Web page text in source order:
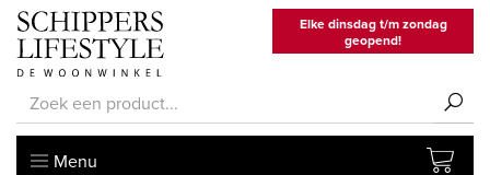
Elke dinsdag t/m zondag
geopend!
Menu